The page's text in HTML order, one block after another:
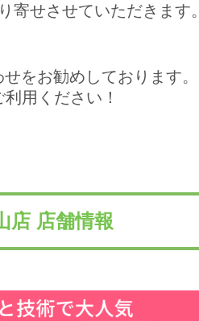
寄せさせていただきます。
をお勧めしております。
用ください！
店 店舗情報